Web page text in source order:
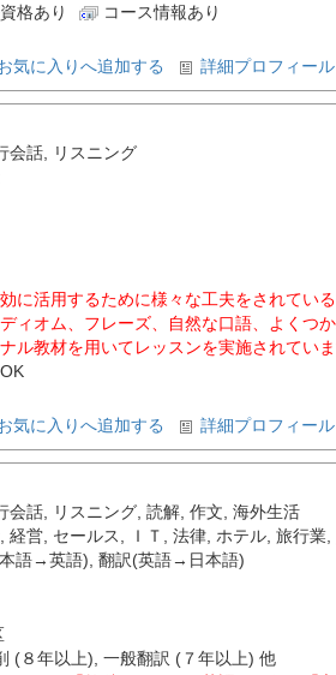
格あり コース情報あり
気に入りへ追加する 詳細プロフィー
会話,
リスニング
に活用するために様々な工夫をされてい
ィオム、フレーズ、自然な口語、よくつ
ル教材を用いてレッスンを実施されていま
気に入りへ追加する 詳細プロフィー
会話, リスニング, 読解, 作文 海外生活
経営, セールス ＩＴ 法律, ホテル, 旅行業,
語→英語) 翻訳(英語→日本語)
(８年以上), 一般翻訳 (７年以上) 他